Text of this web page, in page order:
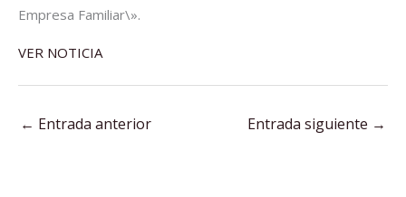
Empresa Familiar\».
VER NOTICIA
← Entrada anterior Entrada siguiente →